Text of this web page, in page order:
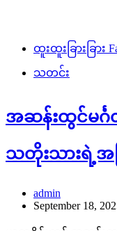
ထူးထူးခြားခြား
သတင်း
အဆန်းထွင်မင်္
သတိုးသားရဲ့အ
admin
September 18,